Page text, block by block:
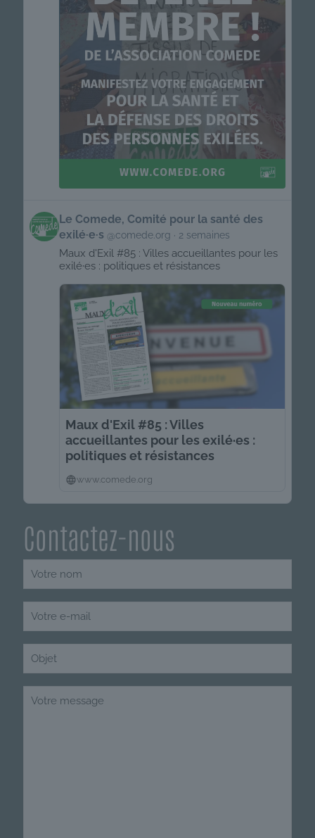
Get
to
this
Le Comede, Comité pour la santé des
exilé·e·s @comede.org 2 semaines
Maux d'Exil #85 : Villes accueillantes pour les
exilé·es : politiques et résistances
Maux d'Exil #85 : Villes
accueillantes pour les exilé·es :
politiques et résistances
www.comede.org
Contactez-nous